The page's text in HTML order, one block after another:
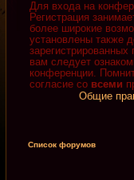
Для входа на
Регистрация
более широкие
установлены также
вам следует
конференции.
согласие со всеми
Общие
Список форумов